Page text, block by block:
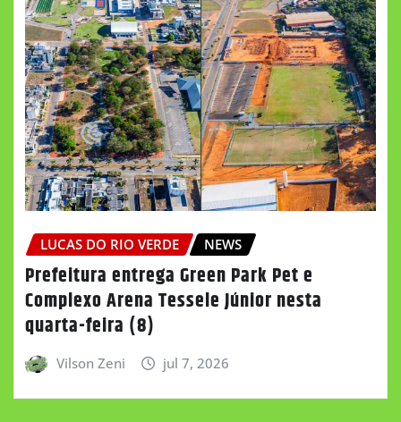
LUCAS DO RIO VERDE NEWS
Prefeitura entrega Green Park Pet e
Complexo Arena Tessele Júnior nesta
quarta-feira (8)
Vilson Zeni jul 7, 2026